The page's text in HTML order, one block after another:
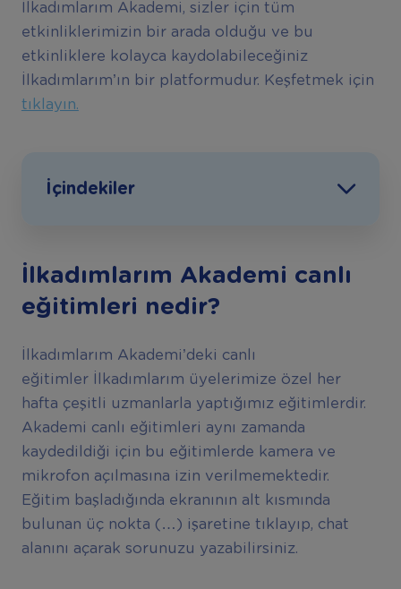
İlkadımlarım Akademi, sizler için tüm
etkinliklerimizin bir arada olduğu ve bu
etkinliklere kolayca kaydolabileceğiniz
İlkadımlarım’ın bir platformudur. Keşfetmek için
tıklayın.
İçindekiler
İlkadımlarım Akademi canlı
eğitimleri nedir?
İlkadımlarım Akademi’deki canlı
eğitimler İlkadımlarım üyelerimize özel her
hafta çeşitli uzmanlarla yaptığımız eğitimlerdir.
Akademi canlı eğitimleri aynı zamanda
kaydedildiği için bu eğitimlerde kamera ve
mikrofon açılmasına izin verilmemektedir.
Eğitim başladığında ekranının alt kısmında
bulunan üç nokta (…) işaretine tıklayıp, chat
alanını açarak sorunuzu yazabilirsiniz.